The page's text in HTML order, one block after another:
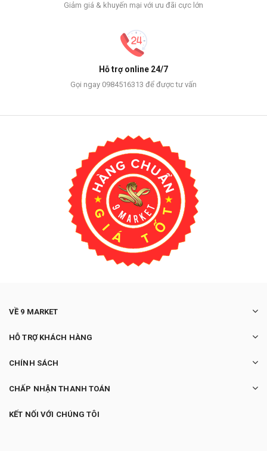
Giảm giá & khuyến mại với ưu đãi cực lớn
Hỗ trợ online 24/7
Gọi ngay 0984516313 để được tư vấn
VỀ 9 MARKET
HỖ TRỢ KHÁCH HÀNG
CHÍNH SÁCH
CHẤP NHẬN THANH TOÁN
KẾT NỐI VỚI CHÚNG TÔI